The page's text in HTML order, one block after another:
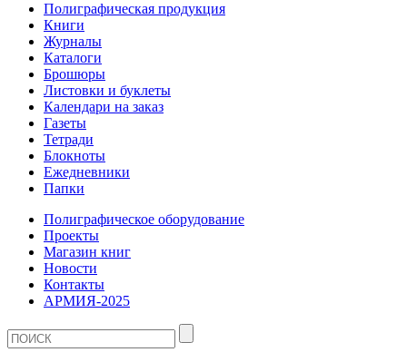
Полиграфическая продукция
Книги
Журналы
Каталоги
Брошюры
Листовки и буклеты
Календари на заказ
Газеты
Тетради
Блокноты
Ежедневники
Папки
Полиграфическое оборудование
Проекты
Магазин книг
Новости
Контакты
АРМИЯ-2025